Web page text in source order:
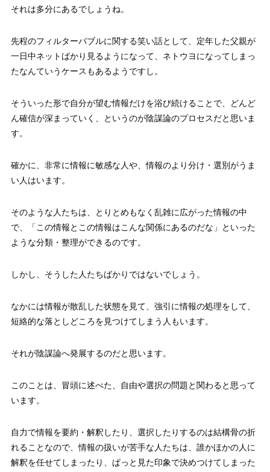
それは多分にあるでしょうね。
先程のフィルターバブルに関する笑い話として、定年した父親が
一日中ネットばかり見るようになって、ネトウヨになってしまっ
たなんていうケースもあるようですし。
そういった形で自分が望む情報だけを浴び続けることで、どんど
ん確信が深まっていく、というのが陰謀論のプロセスだと思いま
す。
確かに、非常に情報に敏感な人や、情報のより分け・選別がうま
い人はいます。
そのような人たちは、とりとめもなく乱雑に広がった情報の中
で、「この情報とこの情報はこんな関係にあるのだな」といった
ような分類・整理ができるのです。
しかし、そうした人たちばかりではないでしょう。
なかには情報が散乱した状態を見て、強引に情報の処理をして、
短絡的な落としどころを見つけてしまう人もいます。
それが陰謀論へ発展するのだと思います。
このことは、冒頭に述べた、自由や選択の問題と関わると思って
います。
自力で情報を要約・解釈したり、選択したりするのは結構骨の折
れることなので、情報の扱いが苦手な人たちは、誰かほかの人に
解釈を任せてしまったり、ぱっと見た印象で決めつけてしまった